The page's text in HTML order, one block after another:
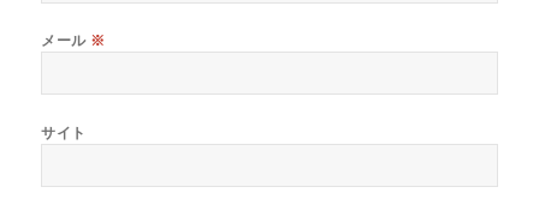
メール ※
サイト